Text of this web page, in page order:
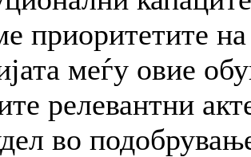
приоритетите
меѓу овие
релевантни
во